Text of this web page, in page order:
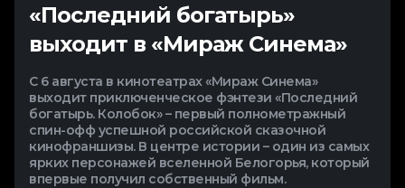
«Последний богатырь»
выходит в «Мираж Синема»
С 6 августа в кинотеатрах «Мираж Синема»
выходит приключенческое фэнтези «Последний
богатырь. Колобок» – первый полнометражный
спин-офф успешной российской сказочной
кинофраншизы. В центре истории – один из самых
ярких персонажей вселенной Белогорья, который
впервые получил собственный фильм.